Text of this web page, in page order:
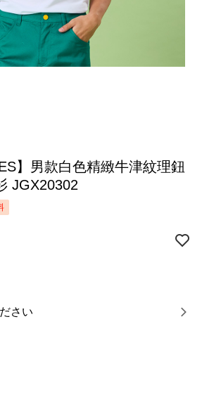
】男款白色精緻牛津紋理鈕
扣領短袖POLO衫 JGX20302
さい